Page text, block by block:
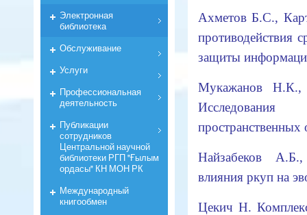
Ахметов Б.С.,
противодействия
защиты
Мукажанов
Найзабеков
влияния ркуп на
Цекич Н.
Электронная
библиотека
Обслуживание
Услуги
Профессиональная
деятельность
Публикации
сотрудников
Центральной научной
библиотеки РГП "Ғылым
ордасы" КН МОН РК
Международный
книгообмен